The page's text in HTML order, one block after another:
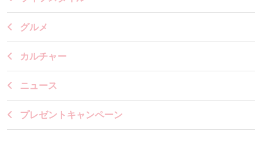
グルメ
カルチャー
ニュース
プレゼントキャンペーン